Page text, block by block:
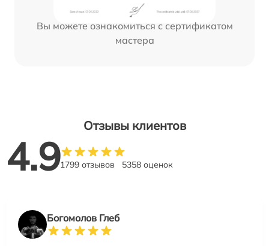
Вы можете ознакомиться с сертификатом
мастера
Отзывы клиентов
4.91799 отзывов 5358 оценок
Богомолов Глеб